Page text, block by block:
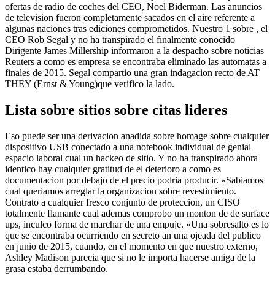
ofertas de radio de coches del CEO, Noel Biderman. Las anuncios
de television fueron completamente sacados en el aire referente a
algunas naciones tras ediciones comprometidos. Nuestro 1 sobre , el
CEO Rob Segal y no ha transpirado el finalmente conocido
Dirigente James Millership informaron a la despacho sobre noticias
Reuters a como es empresa se encontraba eliminado las automatas a
finales de 2015. Segal compartio una gran indagacion recto de AT
THEY (Ernst & Young)que verifico la lado.
Lista sobre sitios sobre citas lideres
Eso puede ser una derivacion anadida sobre homage sobre cualquier
dispositivo USB conectado a una notebook individual de genial
espacio laboral cual un hackeo de sitio. Y no ha transpirado ahora
identico hay cualquier gratitud de el deterioro a como es
documentacion por debajo de el precio podria producir. «Sabiamos
cual queriamos arreglar la organizacion sobre revestimiento.
Contrato a cualquier fresco conjunto de proteccion, un CISO
totalmente flamante cual ademas comprobo un monton de de surface
ups, inculco forma de marchar de una empuje. «Una sobresalto es lo
que se encontraba ocurriendo en secreto an una ojeada del publico
en junio de 2015, cuando, en el momento en que nuestro externo,
Ashley Madison parecia que si no le importa hacerse amiga de la
grasa estaba derrumbando.